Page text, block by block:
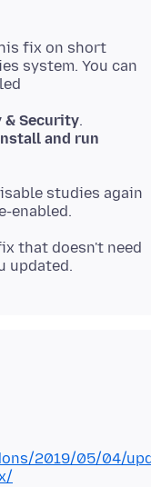
fix on short
system. You can
& Security.
and run
studies again
that doesn't need
2019/05/04/